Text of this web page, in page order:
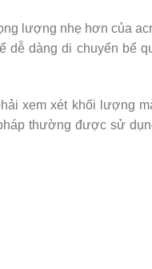
lượng nhẹ hơn của
dễ dàng di chuyển bể
xem xét khối lượng
thường được sử